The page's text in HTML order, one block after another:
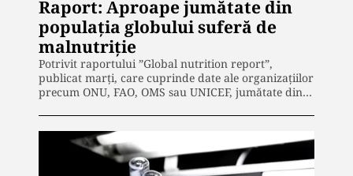
Raport: Aproape jumătate din
populația globului suferă de
malnutriție
Potrivit raportului ”Global nutrition report”,
publicat marți, care cuprinde date ale organizațiilor
precum ONU, FAO, OMS sau UNICEF, jumătate din…